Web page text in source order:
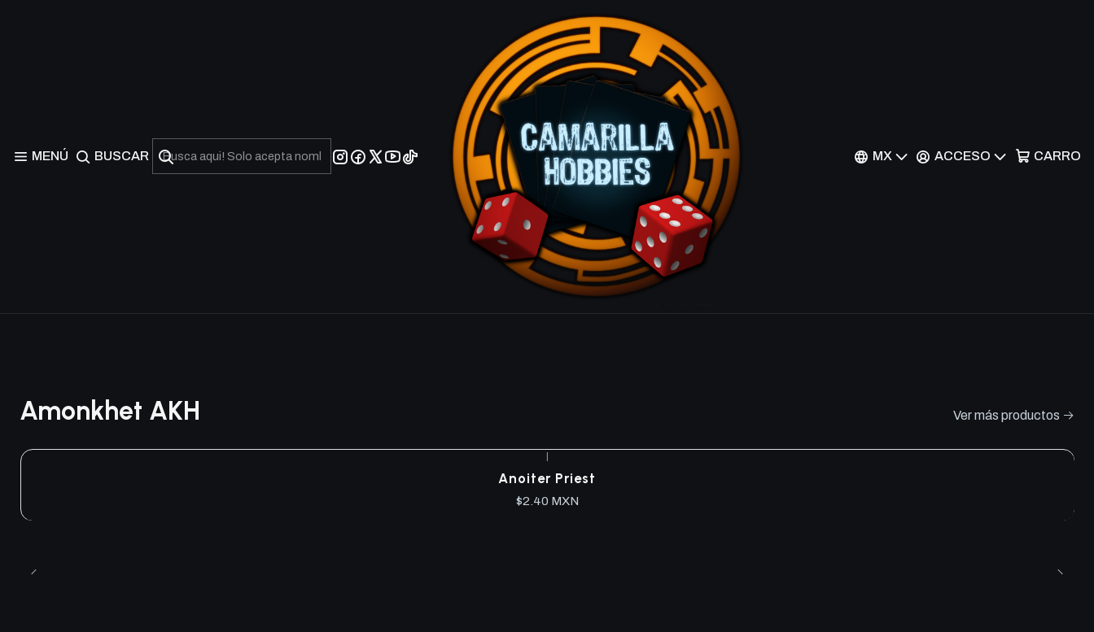
MENÚ BUSCAR MX ACCESO CARRO
Devoted Crop-Mate - AKH
Cantidad
Agregar al Carrito
|
Mostrar stock de ubicaciones
COMPARTIR ESTE PRODUCTO
Amonkhet AKH Ver más productos
Anoiter Priest
$2.40 MXN